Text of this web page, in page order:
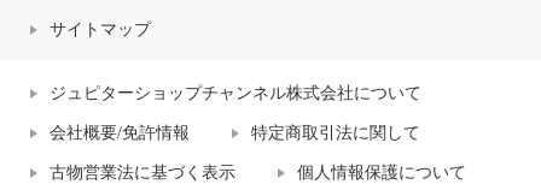
サイトマップ
ジュピターショップチャンネル株式会社について
会社概要/免許情報 特定商取引法に関して
古物営業法に基づく表示 個人情報保護について